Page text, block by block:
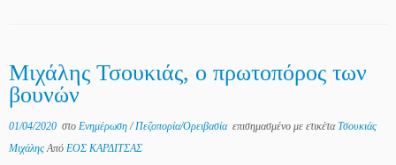
Μιχάλης Τσουκιάς, ο πρωτοπόρος των
βουνών
01/04/2020 στο Ενημέρωση/Πεζοπορία/Ορειβασία επισημασμένο με ετικέταΤσουκιάς
ΜιχάληςΑπό ΕΟΣ ΚΑΡΔΙΤΣΑΣ